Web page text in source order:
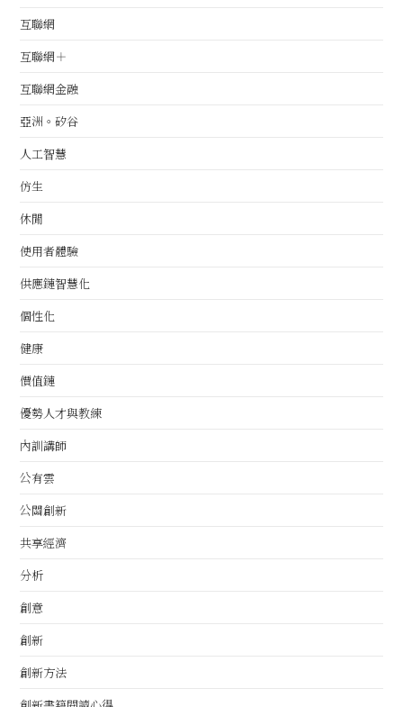
互聯網
互聯網＋
互聯網金融
亞洲。矽谷
人工智慧
仿生
休閒
使用者體驗
供應鏈智慧化
個性化
健康
價值鏈
優勢人才與教練
內訓講師
公有雲
公關創新
共享經濟
分析
創意
創新
創新方法